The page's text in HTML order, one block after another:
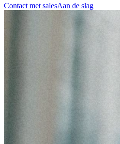
Contact met salesAan de slag